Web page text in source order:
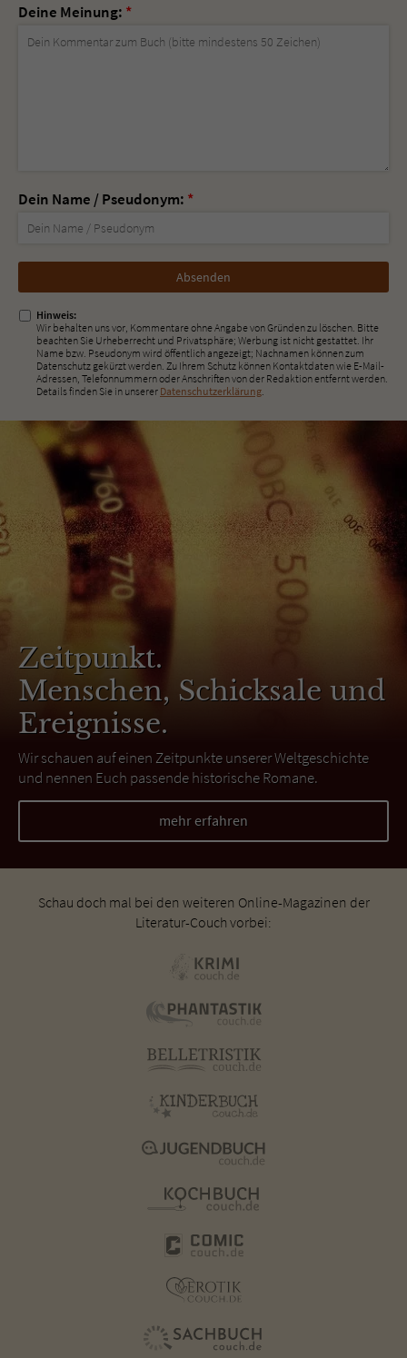
Deine Meinung: *
Dein Name / Pseudonym: *
Nicht
ausfüllen!
Hinweis:
Wir behalten uns vor, Kommentare ohne Angabe von Gründen zu löschen. Bitte
beachten Sie Urheberrecht und Privatsphäre; Werbung ist nicht gestattet. Ihr
Name bzw. Pseudonym wird öffentlich angezeigt; Nachnamen können zum
Datenschutz gekürzt werden. Zu Ihrem Schutz können Kontaktdaten wie E-Mail-
Adressen, Telefonnummern oder Anschriften von der Redaktion entfernt werden.
Details finden Sie in unserer Datenschutzerklärung
Zeitpunkt.
Menschen, Schicksale und
Ereignisse.
Wir schauen auf einen Zeitpunkte unserer Weltgeschichte
und nennen Euch passende historische Romane.
mehr erfahren
Schau doch mal bei den weiteren Online-Magazinen der
Literatur-Couch vorbei: